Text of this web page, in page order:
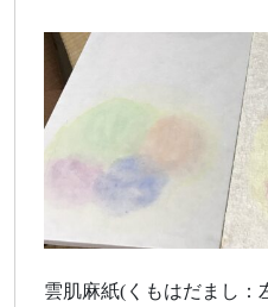
雲肌麻紙(くもはだまし：